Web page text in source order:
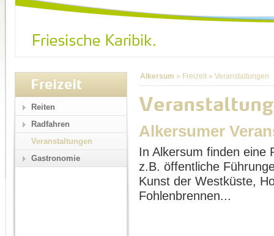
Alkersum » Freizeit » Veranstaltungen
Alkersumer
In Alkersum finden eine
z.B. öffentliche
Kunst der Westküste,
Fohlenbrennen...
Freizeit
Reiten
Radfahren
Veranstaltungen
Gastronomie